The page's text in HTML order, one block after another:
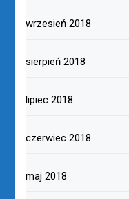
wrzesień 2018
sierpień 2018
lipiec 2018
czerwiec 2018
maj 2018